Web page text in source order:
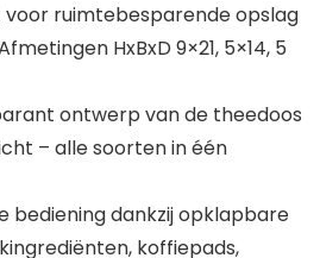
voor ruimtebesparende opslag
HxBxD 9×21, 5×14, 5
ontwerp van de theedoos
– alle soorten in één
bediening dankzij opklapbare
koffiepads,